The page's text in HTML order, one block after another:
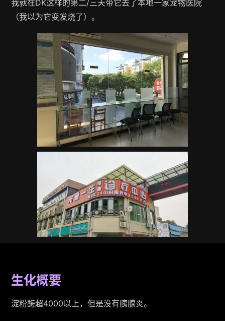
我就在DK这样的第二/三天带它去了本地一家宠物医院
（我以为它变发烧了）。
生化概要
淀粉酶超4000以上，但是没有胰腺炎。